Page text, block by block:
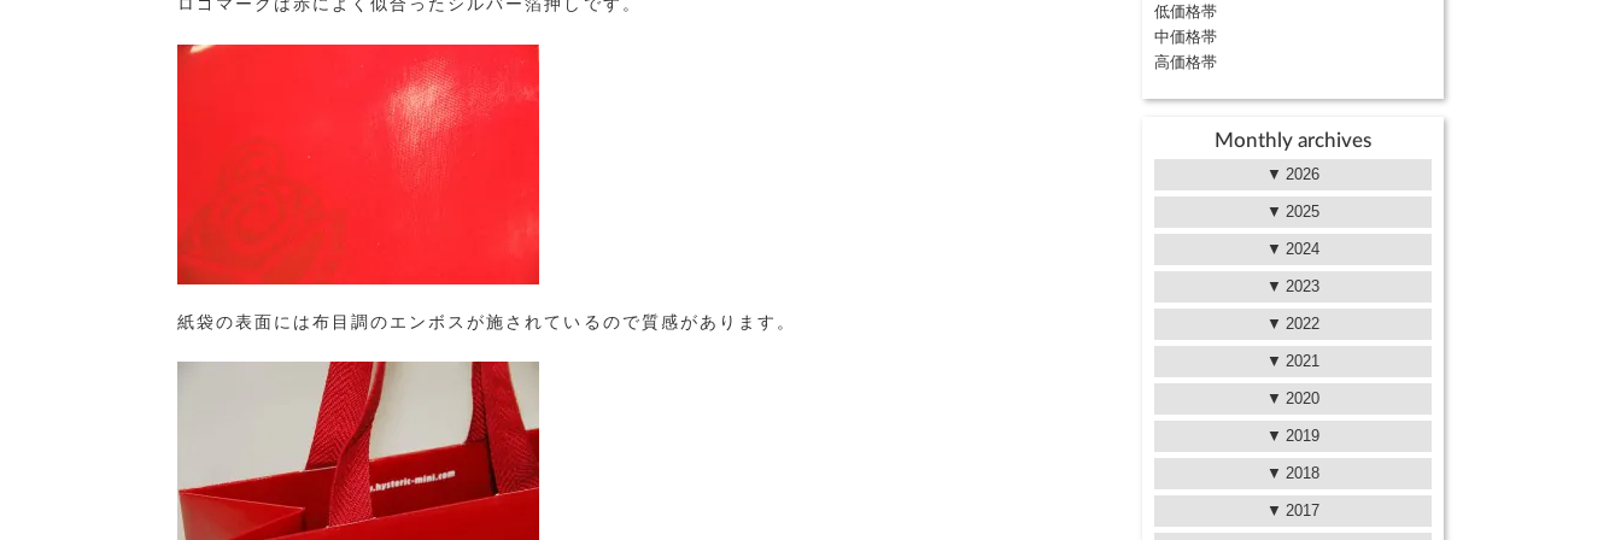
ロゴマークは赤によく似合ったシルバー箔押しです。
紙袋の表面には布目調のエンボスが施されているので質感があります。
低価格帯
中価格帯
高価格帯
Monthly archives
2026
2025
2024
2023
2022
2021
2020
2019
2018
2017